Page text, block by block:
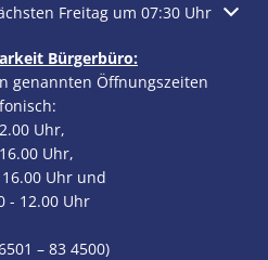
oder Schließzeiten
Freitag um 07:30 Uhr
Bürgerbüro:
genannten Öffnungszeiten
Uhr,
Uhr,
Uhr und
- 12.00 Uhr
– 83 4500)